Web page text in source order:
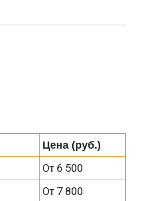
Цена (руб.)
От 6 500
От 7 800